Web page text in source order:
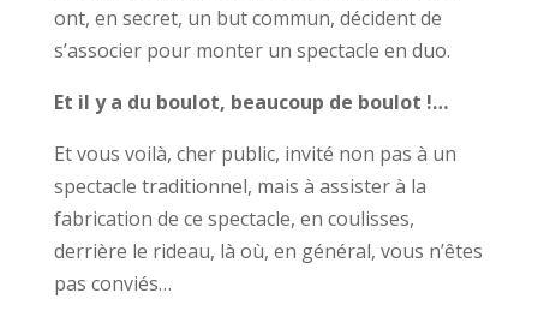
ont, en secret, un but commun, décident de
s’associer pour monter un spectacle en duo.
Et il y a du boulot, beaucoup de boulot !…
Et vous voilà, cher public, invité non pas à un
spectacle traditionnel, mais à assister à la
fabrication de ce spectacle, en coulisses,
derrière le rideau, là où, en général, vous n’êtes
pas conviés…